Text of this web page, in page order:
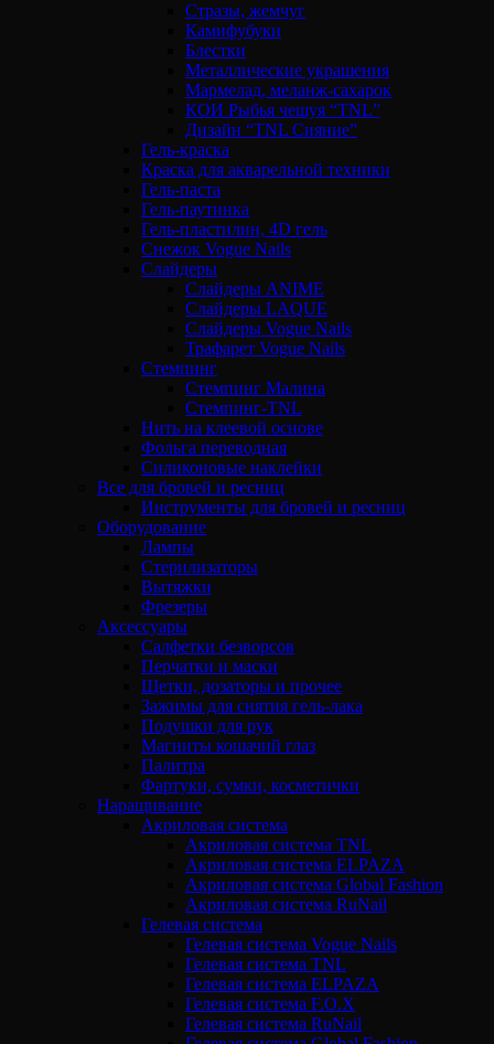
Стразы, жемчуг
Камифубуки
Блестки
Металлические украшения
Мармелад, меланж-сахарок
КОИ Рыбья чешуя “TNL”
Дизайн “TNL Сияние”
Гель-краска
Краска для акварельной техники
Гель-паста
Гель-паутинка
Гель-пластилин, 4D гель
Снежок Vogue Nails
Слайдеры
Слайдеры ANIME
Слайдеры LAQUE
Слайдеры Vogue Nails
Трафарет Vogue Nails
Стемпинг
Стемпинг Малина
Стемпинг-TNL
Нить на клеевой основе
Фольга переводная
Силиконовые наклейки
Все для бровей и ресниц
Инструменты для бровей и ресниц
Оборудование
Лампы
Стерилизаторы
Вытяжки
Фрезеры
Аксессуары
Салфетки безворсов
Перчатки и маски
Щетки, дозаторы и прочее
Зажимы для снятия гель-лака
Подушки для рук
Магниты кошачий глаз
Палитра
Фартуки, сумки, косметички
Наращивание
Акриловая система
Акриловая система TNL
Акриловая система ELPAZA
Акриловая система Global Fashion
Акриловая система RuNail
Гелевая система
Гелевая система Vogue Nails
Гелевая система TNL
Гелевая система ELPAZA
Гелевая система F.O.X
Гелевая система RuNail